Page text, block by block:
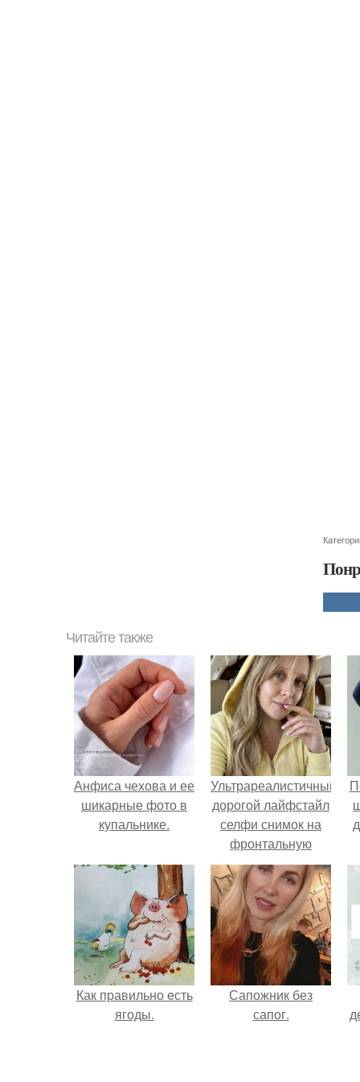
Читайте также
Анфиса чехова и ее
шикарные фото в
купальнике.
Ультрареалистичный
дорогой лайфстайл
селфи снимок на
фронтальную
камеру.
Как правильно eсть
ягоды.
Сапожник без
сапог.